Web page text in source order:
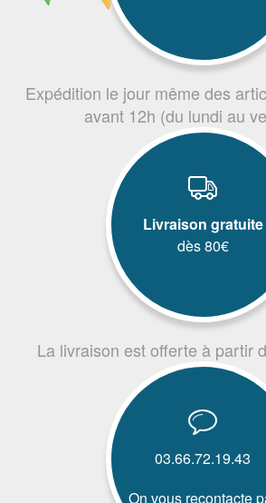
Expédition le jour même des
avant 12h (du lundi au
Livraison gratuite
dès 80€
La livraison est offerte à partir
03.66.72.19.43
On vous recontacte